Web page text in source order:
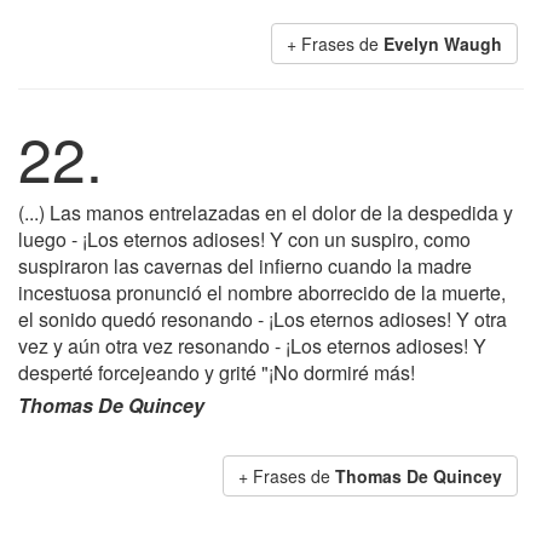
+ Frases de Evelyn Waugh
22.
(...) Las manos entrelazadas en el dolor de la despedida y
luego - ¡Los eternos adioses! Y con un suspiro, como
suspiraron las cavernas del infierno cuando la madre
incestuosa pronunció el nombre aborrecido de la muerte,
el sonido quedó resonando - ¡Los eternos adioses! Y otra
vez y aún otra vez resonando - ¡Los eternos adioses! Y
desperté forcejeando y grité "¡No dormiré más!
Thomas De Quincey
+ Frases de Thomas De Quincey